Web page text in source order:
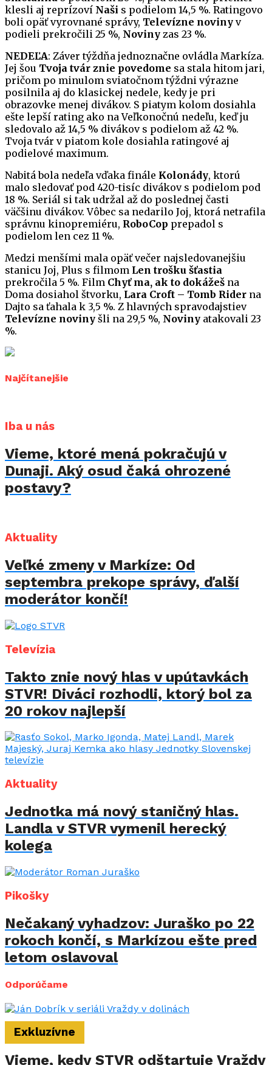
klesli aj reprízoví Naši s podielom 14,5 %. Ratingovo
boli opäť vyrovnané správy, Televízne noviny v
podieli prekročili 25 %, Noviny zas 23 %.
NEDEĽA: Záver týždňa jednoznačne ovládla Markíza.
Jej šou Tvoja tvár znie povedome sa stala hitom jari,
pričom po minulom sviatočnom týždni výrazne
posilnila aj do klasickej nedele, kedy je pri
obrazovke menej divákov. S piatym kolom dosiahla
ešte lepší rating ako na Veľkonočnú nedeľu, keď ju
sledovalo až 14,5 % divákov s podielom až 42 %.
Tvoja tvár v piatom kole dosiahla ratingové aj
podielové maximum.
Nabitá bola nedeľa vďaka finále Kolonády, ktorú
malo sledovať pod 420-tisíc divákov s podielom pod
18 %. Seriál si tak udržal až do poslednej časti
väčšinu divákov. Vôbec sa nedarilo Joj, ktorá netrafila
správnu kinopremiéru, RoboCop prepadol s
podielom len cez 11 %.
Medzi menšími mala opäť večer najsledovanejšiu
stanicu Joj, Plus s filmom Len trošku šťastia
prekročila 5 %. Film Chyť ma, ak to dokážeš na
Doma dosiahol štvorku, Lara Croft – Tomb Rider na
Dajto sa ťahala k 3,5 %. Z hlavných spravodajstiev
Televízne noviny šli na 29,5 %, Noviny atakovali 23
%.
Najčítanejšie
Iba u nás
Vieme, ktoré mená pokračujú v
Dunaji. Aký osud čaká ohrozené
postavy?
Aktuality
Veľké zmeny v Markíze: Od
septembra prekope správy, ďalší
moderátor končí!
Televízia
Takto znie nový hlas v upútavkách
STVR! Diváci rozhodli, ktorý bol za
20 rokov najlepší
Aktuality
Jednotka má nový staničný hlas.
Landla v STVR vymenil herecký
kolega
Pikošky
Nečakaný vyhadzov: Juraško po 22
rokoch končí, s Markízou ešte pred
letom oslavoval
Odporúčame
Exkluzívne
Vieme, kedy STVR odštartuje Vraždy